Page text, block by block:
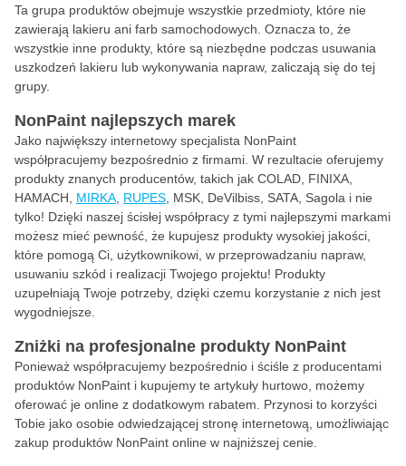
Ta grupa produktów obejmuje wszystkie przedmioty, które nie
zawierają lakieru ani farb samochodowych. Oznacza to, że
wszystkie inne produkty, które są niezbędne podczas usuwania
uszkodzeń lakieru lub wykonywania napraw, zaliczają się do tej
grupy.
NonPaint najlepszych marek
Jako największy internetowy specjalista NonPaint
współpracujemy bezpośrednio z firmami. W rezultacie oferujemy
produkty znanych producentów, takich jak COLAD, FINIXA,
HAMACH, MIRKA, RUPES, MSK, DeVilbiss, SATA, Sagola i nie
tylko! Dzięki naszej ścisłej współpracy z tymi najlepszymi markami
możesz mieć pewność, że kupujesz produkty wysokiej jakości,
które pomogą Ci, użytkownikowi, w przeprowadzaniu napraw,
usuwaniu szkód i realizacji Twojego projektu! Produkty
uzupełniają Twoje potrzeby, dzięki czemu korzystanie z nich jest
wygodniejsze.
Zniżki na profesjonalne produkty NonPaint
Ponieważ współpracujemy bezpośrednio i ściśle z producentami
produktów NonPaint i kupujemy te artykuły hurtowo, możemy
oferować je online z dodatkowym rabatem. Przynosi to korzyści
Tobie jako osobie odwiedzającej stronę internetową, umożliwiając
zakup produktów NonPaint online w najniższej cenie.